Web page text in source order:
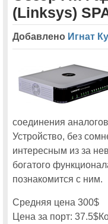
На московской
представлены
Ciscoexpo 2011. Ни
Orange поддержит
В заключительный
Впервые будет
совместной работы
Обладателями двух
конференцию Cisco
(Linksys)
Добавлено Игнат
соединения
Устройство, без
интересным из за
богатого
познакомится с ним.
Средняя цена 300$
Цена за порт: 37.5$